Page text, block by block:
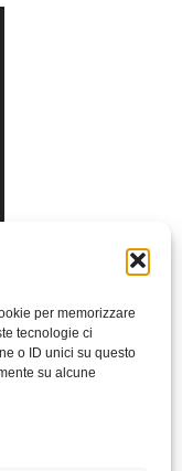
per memorizzare
tecnologie ci
o ID unici su questo
su alcune